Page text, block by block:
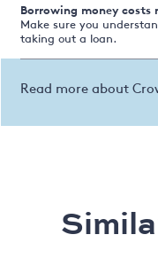
Borrowing money costs
Make sure you
taking out a loan.
Read more about